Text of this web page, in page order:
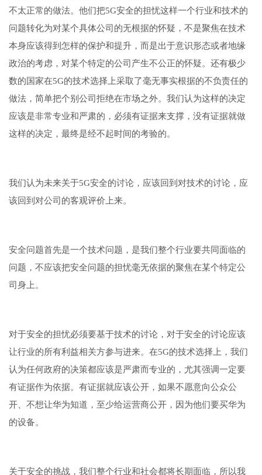
不太正常的做法。他们把5G安全的担忧这样一个行业和技术的
问题转化为对某个具体公司的无根据的怀疑，不是聚焦在技术
本身应该得到怎样的保护和提升，而是出于意识形态或者地缘
政治的考虑，对某个特定的公司产生不公正的怀疑。还有极少
数的国家在5G的技术选择上采取了毫无事实根据的不负责任的
做法，简单把个别公司拒绝在市场之外。我们认为这样的决定
应该是非常专业和严肃的，必须有证据来支撑，没有证据就做
这样的决定，最终是经不起时间的考验的。
我们认为未来关于5G安全的讨论，应该回到对技术的讨论，应
该回到对公司的客观评价上来。
安全问题首先是一个技术问题，是我们整个行业要共同面临的
问题，不应该把安全问题的担忧毫无依据的聚焦在某个特定公
司身上。
对于安全的担忧必须要基于技术的讨论，对于安全的讨论应该
让行业的所有利益相关方参与进来。在5G的技术选择上，我们
认为任何政府的决策都应该是严肃而专业的，尤其强调一定要
有证据作为依据。有证据就应该公开，如果不愿意向公众公
开、不想让华为知道，至少给运营商公开，因为他们要买华为
的设备。
关于安全的挑战，我们整个行业和社会都将长期面临，所以我